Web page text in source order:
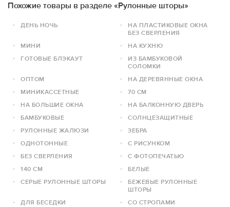
Похожие товары в разделе «Рулонные шторы»
ДЕНЬ НОЧЬ
НА ПЛАСТИКОВЫЕ ОКНА
БЕЗ СВЕРЛЕНИЯ
МИНИ
НА КУХНЮ
ГОТОВЫЕ БЛЭКАУТ
ИЗ БАМБУКОВОЙ
СОЛОМКИ
ОПТОМ
НА ДЕРЕВЯННЫЕ ОКНА
МИНИКАССЕТНЫЕ
70 СМ
НА БОЛЬШИЕ ОКНА
НА БАЛКОННУЮ ДВЕРЬ
БАМБУКОВЫЕ
СОЛНЦЕЗАЩИТНЫЕ
РУЛОННЫЕ ЖАЛЮЗИ
ЗЕБРА
ОДНОТОННЫЕ
С РИСУНКОМ
БЕЗ СВЕРЛЕНИЯ
С ФОТОПЕЧАТЬЮ
140 СМ
БЕЛЫЕ
СЕРЫЕ РУЛОННЫЕ ШТОРЫ
БЕЖЕВЫЕ РУЛОННЫЕ
ШТОРЫ
ДЛЯ БЕСЕДКИ
СО СТРОПАМИ